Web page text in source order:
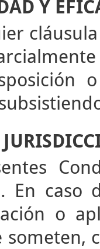
Y
En caso
o
someten,